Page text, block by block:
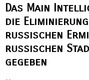
Das Main
die
russischen
russischen
gegeben